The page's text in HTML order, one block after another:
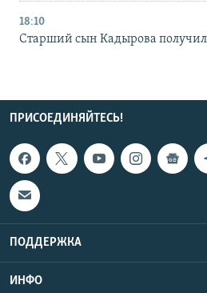
18:10
Старший сын Кадырова
ПРИСОЕДИНЯЙТЕСЬ!
ПОДДЕРЖКА
ИНФО